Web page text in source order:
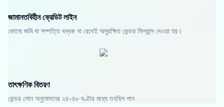
জামানতবিহীন ক্রেডিট লাইন
কোনো জমি বা সম্পত্তি বন্ধক না রেখেই অসুরক্ষিত ভেন্ডর ফিন্যান্স দেওয়া হয়।
তাৎক্ষণিক বিতরণ
ভেন্ডর লোন অনুমোদনের ২৪-৪৮ ঘণ্টার মধ্যে তহবিল পান